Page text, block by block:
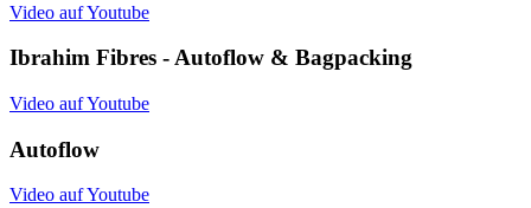
Video auf Youtube
Ibrahim Fibres - Autoflow & Bagpacking
Video auf Youtube
Autoflow
Video auf Youtube